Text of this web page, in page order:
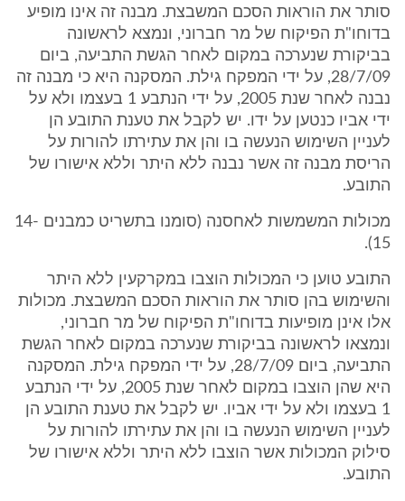
סותר את הוראות הסכם המשבצת. מבנה זה אינו מופיע
בדוחו"ת הפיקוח של מר חברוני, ונמצא לראשונה
בביקורת שנערכה במקום לאחר הגשת התביעה, ביום
28/7/09, על ידי המפקח גילת. המסקנה היא כי מבנה זה
נבנה לאחר שנת 2005, על ידי הנתבע 1 בעצמו ולא על
ידי אביו כנטען על ידו. יש לקבל את טענת התובע הן
לעניין השימוש הנעשה בו והן את עתירתו להורות על
הריסת מבנה זה אשר נבנה ללא היתר וללא אישורו של
התובע.
מכולות המשמשות לאחסנה (סומנו בתשריט כמבנים 14-
15).
התובע טוען כי המכולות הוצבו במקרקעין ללא היתר
והשימוש בהן סותר את הוראות הסכם המשבצת. מכולות
אלו אינן מופיעות בדוחו"ת הפיקוח של מר חברוני,
ונמצאו לראשונה בביקורת שנערכה במקום לאחר הגשת
התביעה, ביום 28/7/09, על ידי המפקח גילת. המסקנה
היא שהן הוצבו במקום לאחר שנת 2005, על ידי הנתבע
1 בעצמו ולא על ידי אביו. יש לקבל את טענת התובע הן
לעניין השימוש הנעשה בו והן את עתירתו להורות על
סילוק המכולות אשר הוצבו ללא היתר וללא אישורו של
התובע.